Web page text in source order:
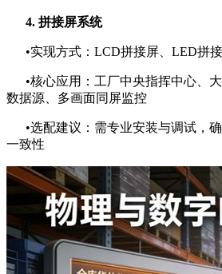
4. 拼接屏系统
•实现方式：LCD拼接屏、LED拼
•核心应用：工厂中央指挥中心、
数据源、多画面同屏监控
•选配建议：需专业安装与调试，
一致性